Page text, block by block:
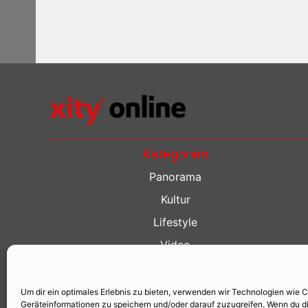
Um dir ein optimales Erlebnis zu bieten, verwenden wir Technologien wie
Geräteinformationen zu speichern und/oder darauf zuzugreifen. Wenn du
Kategorien
Panorama
Kultur
Lifestyle
Video
Kino Guide